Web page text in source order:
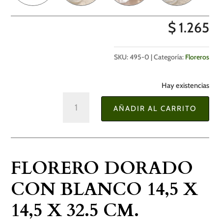
$1.265
SKU:495-0 Categoría: Floreros
Hay existencias
Dorado
Blanco
x
14,5
x
32.5
AÑADIR AL CARRITO
FLORERO DORADO
CON BLANCO 14,5 X
14,5 X 32.5 CM.